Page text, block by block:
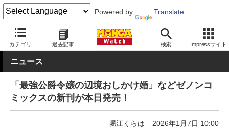
Powered by Translate
カテゴリ 過去記事 検索 Impressサイト
MANGA Watch 本日発売
ニュース
「最強公爵令嬢の辺境おしかけ婚」などゼノンコ
ミックスの新刊が本日発売！
堀江くらは 2026年1月7日 10:00